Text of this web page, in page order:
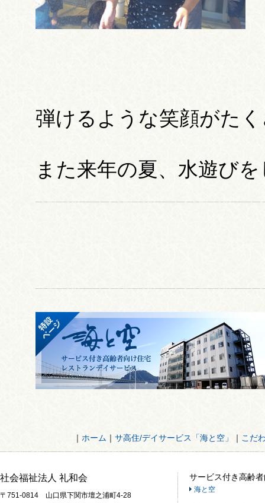
弾けるような笑顔がた
また来年の夏、水遊び
｜ ホーム ｜ サ高住/デイサービス「海と空」 ｜ こだ
社会福祉法人 礼和会
〒751-0814 山口県下関市壇之浦町4-28
サービス付き高齢
海と空